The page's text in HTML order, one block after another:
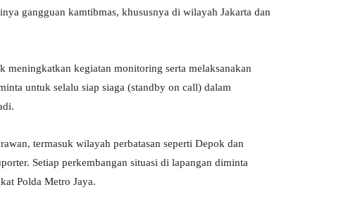
gangguan kamtibmas, khususnya di wilayah Jakarta dan
kegiatan monitoring serta melaksanakan
untuk selalu siap siaga (standby on call) dalam
termasuk wilayah perbatasan seperti Depok dan
Setiap perkembangan situasi di lapangan diminta
Polda Metro Jaya.